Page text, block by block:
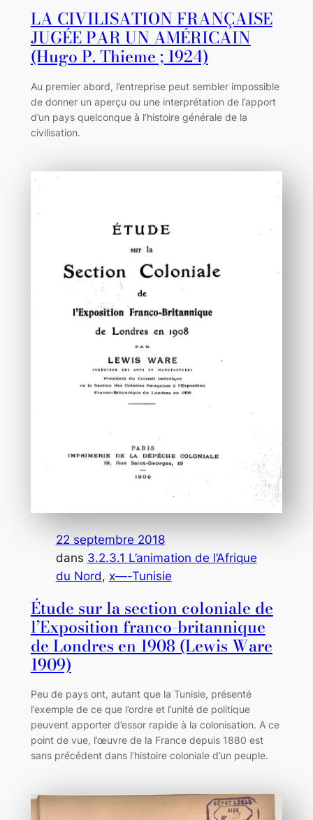
LA CIVILISATION FRANÇAISE
JUGÉE PAR UN AMÉRICAIN
(Hugo P. Thieme ; 1924)
Au premier abord, l’entreprise peut sembler impossible
de donner un aperçu ou une interprétation de l’apport
d’un pays quelconque à l’histoire générale de la
civilisation.
22 septembre 2018
dans 3.2.3.1 L’animation de l’Afrique
du Nord, x—-Tunisie
Étude sur la section coloniale de
l’Exposition franco-britannique
de Londres en 1908 (Lewis Ware
1909)
Peu de pays ont, autant que la Tunisie, présenté
l’exemple de ce que l’ordre et l’unité de politique
peuvent apporter d’essor rapide à la colonisation. A ce
point de vue, l’œuvre de la France depuis 1880 est
sans précédent dans l’histoire coloniale d’un peuple.